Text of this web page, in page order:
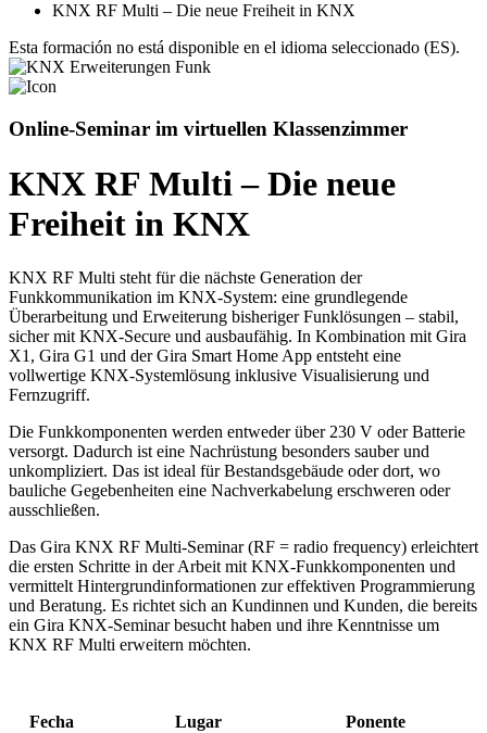
KNX RF Multi – Die neue Freiheit in KNX
Esta formación no está disponible en el idioma seleccionado (ES).
Online-Seminar im virtuellen Klassenzimmer
KNX RF Multi – Die neue
Freiheit in KNX
KNX RF Multi steht für die nächste Generation der
Funkkommunikation im KNX-System: eine grundlegende
Überarbeitung und Erweiterung bisheriger Funklösungen – stabil,
sicher mit KNX-Secure und ausbaufähig. In Kombination mit Gira
X1, Gira G1 und der Gira Smart Home App entsteht eine
vollwertige KNX-Systemlösung inklusive Visualisierung und
Fernzugriff.
Die Funkkomponenten werden entweder über 230 V oder Batterie
versorgt. Dadurch ist eine Nachrüstung besonders sauber und
unkompliziert. Das ist ideal für Bestandsgebäude oder dort, wo
bauliche Gegebenheiten eine Nachverkabelung erschweren oder
ausschließen.
Das Gira KNX RF Multi-Seminar (RF = radio frequency) erleichtert
die ersten Schritte in der Arbeit mit KNX-Funkkomponenten und
vermittelt Hintergrundinformationen zur effektiven Programmierung
und Beratung. Es richtet sich an Kundinnen und Kunden, die bereits
ein Gira KNX-Seminar besucht haben und ihre Kenntnisse um
KNX RF Multi erweitern möchten.
Fecha Lugar
Ponente